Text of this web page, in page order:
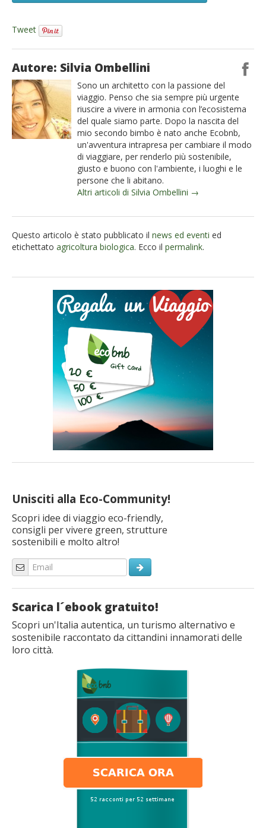
Tweet
Autore: Silvia Ombellini
Sono un architetto con la passione del
viaggio. Penso che sia sempre più urgente
riuscire a vivere in armonia con l’ecosistema
del quale siamo parte. Dopo la nascita del
mio secondo bimbo è nato anche Ecobnb,
un'avventura intrapresa per cambiare il modo
di viaggiare, per renderlo più sostenibile,
giusto e buono con l'ambiente, i luoghi e le
persone che li abitano.
Altri articoli di Silvia Ombellini →
Questo articolo è stato pubblicato il news ed eventi ed
etichettato agricoltura biologica. Ecco il permalink.
Unisciti alla Eco-Community!
Scopri idee di viaggio eco-friendly,
consigli per vivere green, strutture
sostenibili e molto altro!
Scarica l´ebook gratuito!
Scopri un'Italia autentica, un turismo alternativo e
sostenibile raccontato da cittandini innamorati delle
loro città.